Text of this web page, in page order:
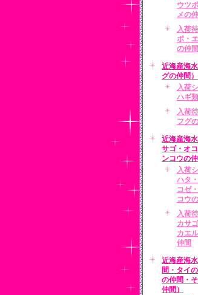
ウツ
メの
入荷
ボ・
の仲間
近海産海
グの仲間）
入荷
ハギ
入荷
フグ
近海産海
サゴ・オ
ンコウの仲
入荷
ハタ
コゼ
コウ
入荷
カサ
カエ
仲間
近海産海
間・タイ
の仲間・
仲間）